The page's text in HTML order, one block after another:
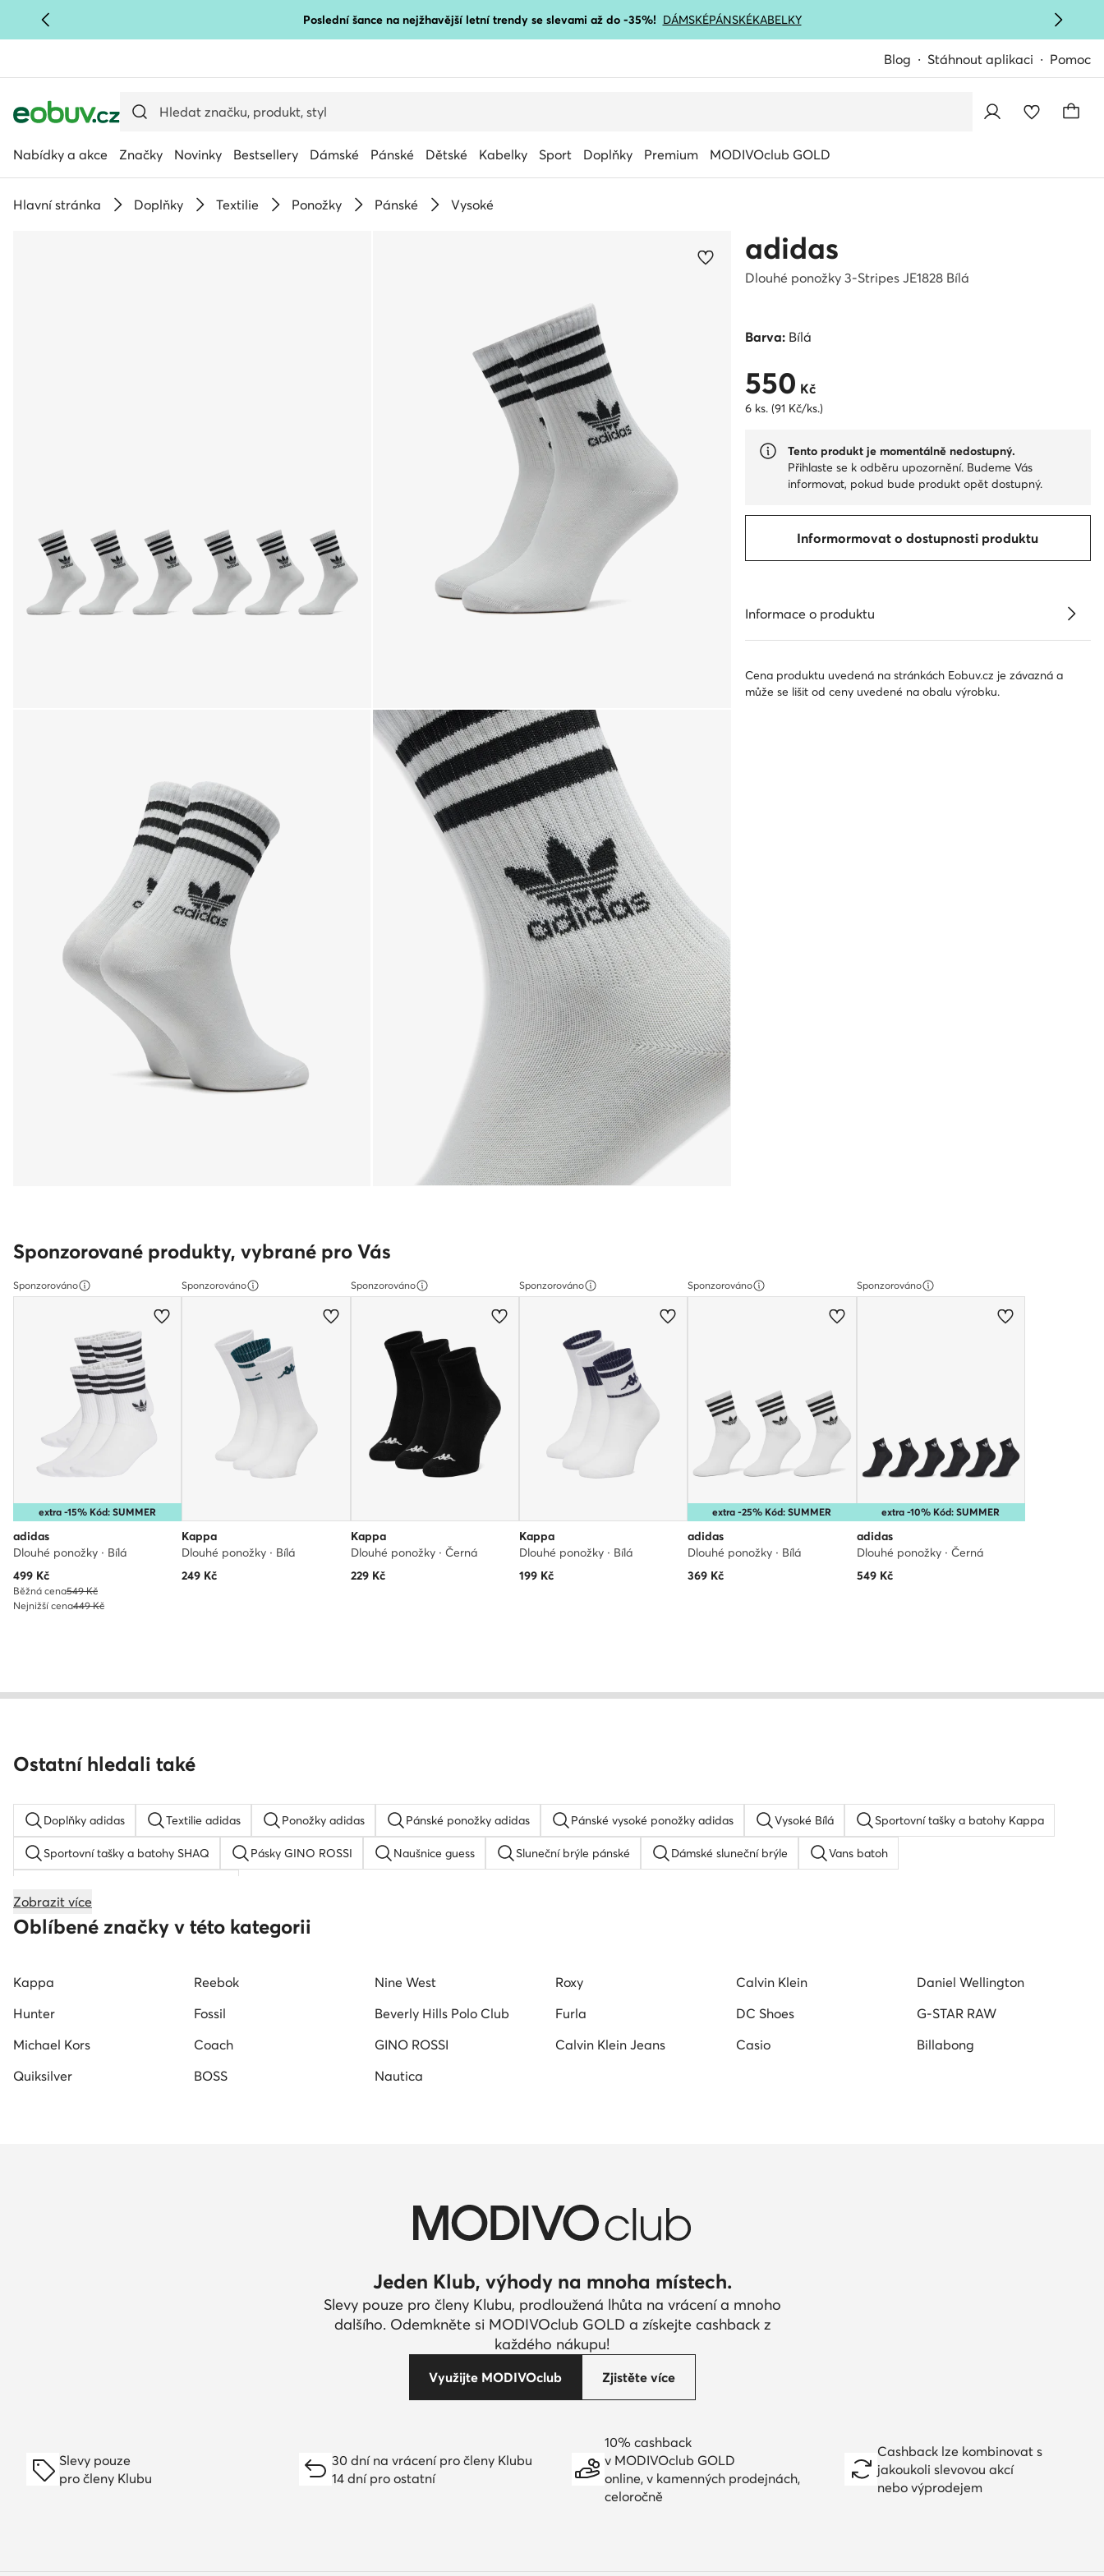
PŘEJÍT NA HLAVNÍ OBSAH Poslední šance na nejžhavější letní trendy se slevami až do -35%! DÁMSKÉPÁNSKÉKABELKY
Blog Stáhnout aplikaci Pomoc
Nabídky a akce Značky Novinky Bestsellery Dámské Pánské Dětské Kabelky Sport Doplňky Premium MODIVOclub GOLD
Hlavní stránka Doplňky Textilie Ponožky Pánské Vysoké
adidas
Dlouhé ponožky 3-Stripes JE1828 Bílá
Barva:Bílá
550 Kč
550 Kč
6 ks. (91 Kč/ks.)
Tento produkt je momentálně nedostupný.
Přihlaste se k odběru upozornění. Budeme Vás
informovat, pokud bude produkt opět dostupný.
Informormovat o dostupnosti produktu
Informace o produktu
Cena produktu uvedená na stránkách Eobuv.cz je závazná a
může se lišit od ceny uvedené na obalu výrobku.
Sponzorované produkty, vybrané pro Vás
Sponzorováno
extra -15% Kód: SUMMER
adidas
Dlouhé ponožky · Bílá
Aktuální cena
499 Kč
Běžná cena549 Kč
Nejnižší cena449 Kč
Sponzorováno
Kappa
Dlouhé ponožky · Bílá
249 Kč
Sponzorováno
Kappa
Dlouhé ponožky · Černá
229Kč
Sponzorováno
Kappa
Dlouhé ponožky · Bílá
199Kč
Sponzorováno
extra -25% Kód: SUMMER
adidas
Dlouhé ponožky · Bílá
369 Kč
Sponzorováno
extra -10% Kód: SUMMER
adidas
Dlouhé ponožky · Černá
549Kč
Ostatní hledali také
Doplňky adidas Textilie adidas Ponožky adidas Pánské ponožky adidas Pánské vysoké ponožky adidas Vysoké Bílá Sportovní tašky a batohy Kappa
Sportovní tašky a batohy SHAQ Pásky GINO ROSSI Naušnice guess Sluneční brýle pánské Dámské sluneční brýle Vans batoh
Dámská kšiltovka G-Shock Dámský klobouk
Zobrazit více
Oblíbené značky v této kategorii
Kappa Reebok Nine West Roxy Calvin Klein
Daniel Wellington
Hunter
Fossil Beverly Hills Polo Club Furla DC Shoes
G-STAR RAW
Michael Kors
Coach GINO ROSSI Calvin Klein Jeans Casio
Billabong
Quiksilver
BOSS Nautica
Jeden Klub, výhody na mnoha místech.
Slevy pouze pro členy Klubu, prodloužená lhůta na vrácení a mnoho
dalšího. Odemkněte si MODIVOclub GOLD a získejte cashback z
každého nákupu!
Využijte MODIVOclub Zjistěte více
Slevy pouze
pro členy Klubu
30 dní na vrácení pro členy Klubu
14 dní pro ostatní
10% cashback
v MODIVOclub GOLD
online, v kamenných prodejnách,
celoročně
Cashback lze kombinovat s
jakoukoli slevovou akcí
nebo výprodejem